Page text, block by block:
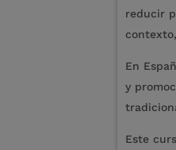
reducir
En
y
Este